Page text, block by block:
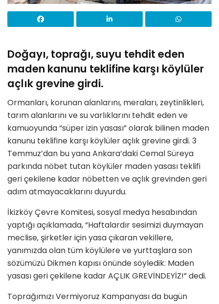
Doğayı, toprağı, suyu tehdit eden
maden kanunu teklifine karşı köylüler
açlık grevine girdi.
Ormanları, korunan alanlarını, meraları, zeytinlikleri,
tarım alanlarını ve su varlıklarını tehdit eden ve
kamuoyunda “süper izin yasası” olarak bilinen maden
kanunu teklifine karşı köylüler açlık grevine girdi. 3
Temmuz’dan bu yana Ankara’daki Cemal Süreya
parkında nöbet tutan köylüler maden yasası teklifi
geri çekilene kadar nöbetten ve açlık grevinden geri
adım atmayacaklarını duyurdu.
İkizköy Çevre Komitesi, sosyal medya hesabından
yaptığı açıklamada, “Haftalardır sesimizi duymayan
meclise, şirketler için yasa çıkaran vekillere,
yanımızda olan tüm köylülere ve yurttaşlara son
sözümüzü Dikmen kapısı önünde söyledik: Maden
yasası geri çekilene kadar AÇLIK GREVİNDEYİZ!” dedi.
Toprağımızı Vermiyoruz Kampanyası da bugün